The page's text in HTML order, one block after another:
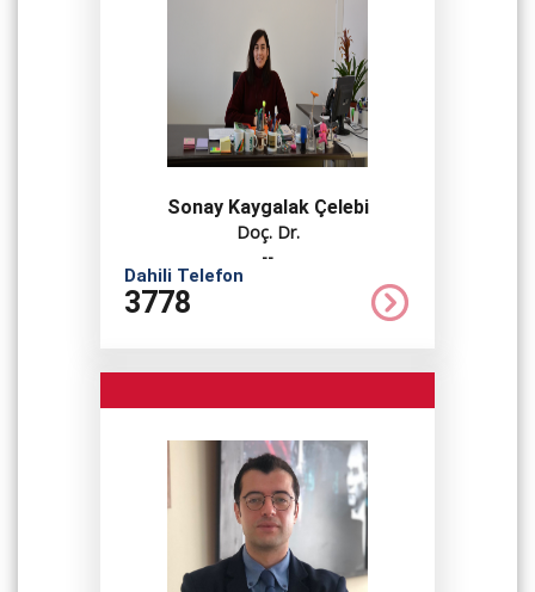
Sonay Kaygalak Çelebi
Doç. Dr.
--
Dahili Telefon
3778